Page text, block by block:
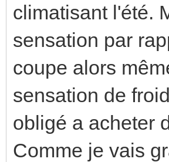
climatisant l'été.
sensation par
coupe alors
sensation de
obligé a acheter
Comme je vais